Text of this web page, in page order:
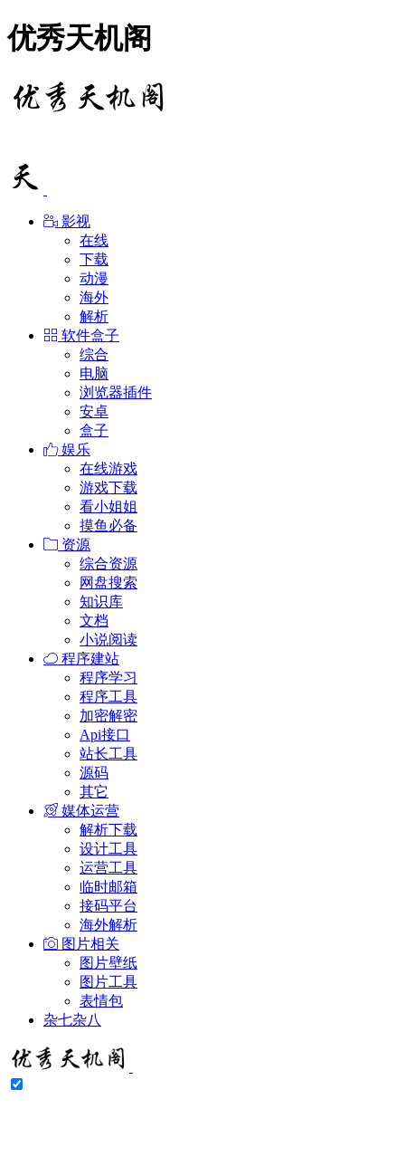
优秀天机阁
影视
在线
下载
动漫
海外
解析
软件盒子
综合
电脑
浏览器插件
安卓
盒子
娱乐
在线游戏
游戏下载
看小姐姐
摸鱼必备
资源
综合资源
网盘搜索
知识库
文档
小说阅读
程序建站
程序学习
程序工具
加密解密
Api接口
站长工具
源码
其它
媒体运营
解析下载
设计工具
运营工具
临时邮箱
接码平台
海外解析
图片相关
图片壁纸
图片工具
表情包
杂七杂八